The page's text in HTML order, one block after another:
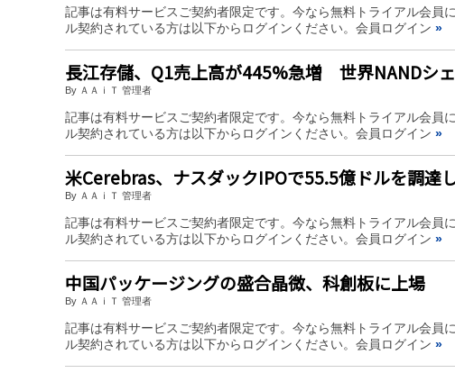
記事は有料サービスご契約者限定です。今なら無料トライアル会員
ル契約されている方は以下からログインください。会員ログイン »
長江存儲、Q1売上高が445%急増 世界NANDシ
By ＡＡｉＴ 管理者
記事は有料サービスご契約者限定です。今なら無料トライアル会員
ル契約されている方は以下からログインください。会員ログイン »
米Cerebras、ナスダックIPOで55.5億ドルを調達
By ＡＡｉＴ 管理者
記事は有料サービスご契約者限定です。今なら無料トライアル会員
ル契約されている方は以下からログインください。会員ログイン »
中国パッケージングの盛合晶微、科創板に上場
By ＡＡｉＴ 管理者
記事は有料サービスご契約者限定です。今なら無料トライアル会員
ル契約されている方は以下からログインください。会員ログイン »